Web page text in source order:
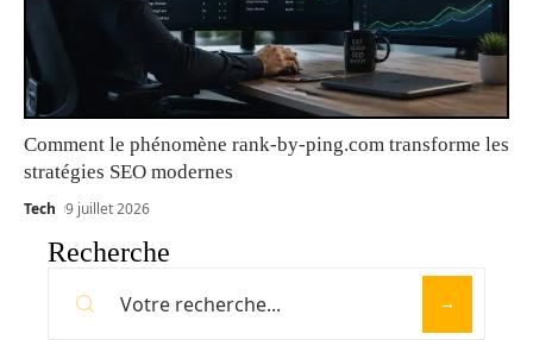
Comment le phénomène rank-by-ping.com transforme les
stratégies SEO modernes
Tech 9 juillet 2026
Recherche